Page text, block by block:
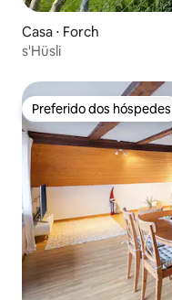
Casa ⋅ Forch
s'Hüsli
Preferido dos hóspedes
Preferido dos hóspedes